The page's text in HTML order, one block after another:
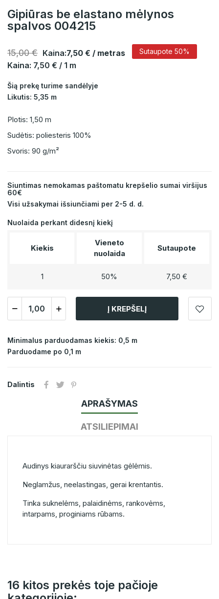
Gipiūras be elastano mėlynos
spalvos 004215
15,00 € Kaina:7,50 € / metras Sutaupote 50%
Kaina: 7,50 € / 1 m
Šią prekę turime sandėlyje
Likutis: 5,35 m
Plotis: 1,50 m
Sudėtis: poliesteris 100%
Svoris: 90 g/m²
Siuntimas nemokamas paštomatu krepšelio sumai viršijus
60€
Visi užsakymai išsiunčiami per 2-5 d. d.
Nuolaida perkant didesnį kiekį
Kiekis
Vieneto
nuolaida
Sutaupote
1 50% 7,50 €
Į KREPŠELĮ
Minimalus parduodamas kiekis: 0,5 m
Parduodame po 0,1 m
Dalintis
APRAŠYMAS
ATSILIEPIMAI
Audinys kiaurarščiu siuvinėtas gėlėmis.
Neglamžus, neelastingas, gerai krentantis.
Tinka suknelėms, palaidinėms, rankovėms,
intarpams, proginiams rūbams.
16 kitos prekės toje pačioje